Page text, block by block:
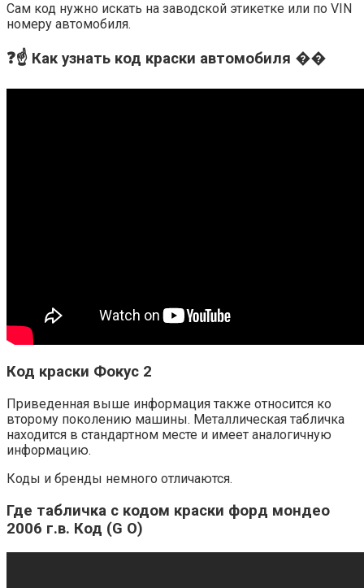
Сам код нужно искать на заводской этикетке или по VIN
номеру автомобиля.
❓☝️ Как узнать код краски автомобиля ��
Код краски Фокус 2
Приведенная выше информация также относится ко
второму поколению машины. Металлическая табличка
находится в стандартном месте и имеет аналогичную
информацию.
Коды и бренды немного отличаются.
Где табличка с кодом краски форд мондео
2006 г.в. Код (G O)